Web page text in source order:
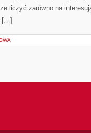
liczyć zarówno na
[…]